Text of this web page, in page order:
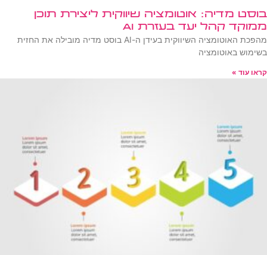
בוסט מדיה: אוטומציה שיווקית ליצירת תוכן
ממוקד קהל יעד בעזרת AI
מהפכת האוטומציה השיווקית בעידן ה-AI בוסט מדיה מובילה את החזית
בשימוש באוטומציה
קראו עוד »